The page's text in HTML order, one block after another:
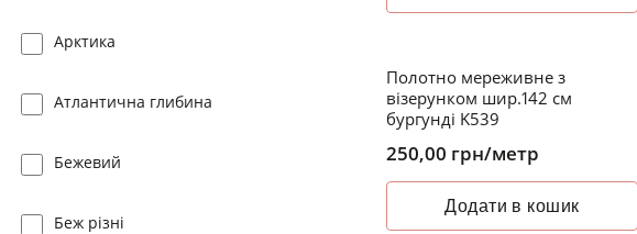
Арктика
Атлантична глибина
Бежевий
Беж різні
Полотно мереживне з
візерунком шир.142 см
бургунді K539
250,00 грн/метр
Додати в кошик